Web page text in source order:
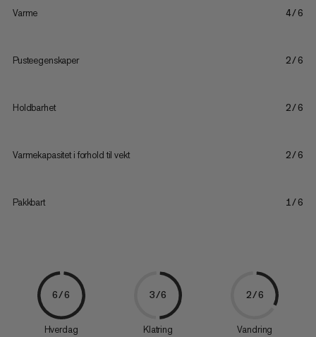
Varme 4/6
Pusteegenskaper 2/6
Holdbarhet 2/6
Varmekapasitet i forhold til vekt 2/6
Pakkbart 1/6
6/6
Hverdag
3/6
Klatring
2/6
Vandring